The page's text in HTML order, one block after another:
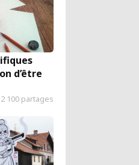
d’être
2 100 partages